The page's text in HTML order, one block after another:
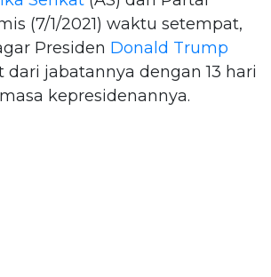
(7/1/2021) waktu setempat,
Presiden Donald Trump
dari jabatannya dengan 13 hari
kepresidenannya.